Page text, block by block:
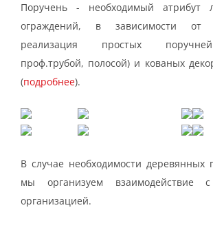
Поручень - необходимый атрибут
ограждений, в зависимости от
реализация простых
проф.трубой, полосой) и кованых
(подробнее).
В случае необходимости деревянных
мы организуем взаимодействие с
организацией.